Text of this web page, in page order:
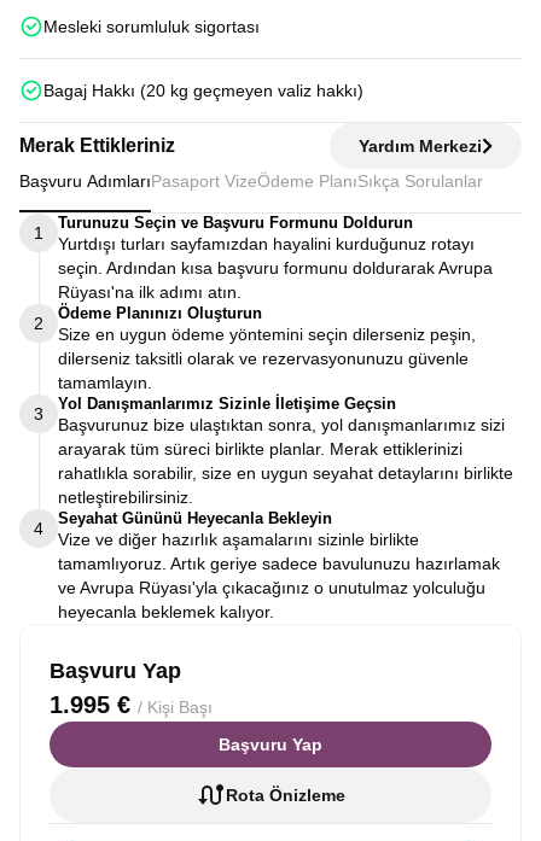
Mesleki sorumluluk sigortası
Bagaj Hakkı (20 kg geçmeyen valiz hakkı)
Merak Ettikleriniz
Yardım Merkezi
Başvuru AdımlarıPasaport VizeÖdeme Planı Sıkça Sorulanlar
1
Turunuzu Seçin ve Başvuru Formunu Doldurun
Yurtdışı turları sayfamızdan hayalini kurduğunuz rotayı
seçin. Ardından kısa başvuru formunu doldurarak Avrupa
Rüyası'na ilk adımı atın.
2
Ödeme Planınızı Oluşturun
Size en uygun ödeme yöntemini seçin dilerseniz peşin,
dilerseniz taksitli olarak ve rezervasyonunuzu güvenle
tamamlayın.
3
Yol Danışmanlarımız Sizinle İletişime Geçsin
Başvurunuz bize ulaştıktan sonra, yol danışmanlarımız sizi
arayarak tüm süreci birlikte planlar. Merak ettiklerinizi
rahatlıkla sorabilir, size en uygun seyahat detaylarını birlikte
netleştirebilirsiniz.
4
Seyahat Gününü Heyecanla Bekleyin
Vize ve diğer hazırlık aşamalarını sizinle birlikte
tamamlıyoruz. Artık geriye sadece bavulunuzu hazırlamak
ve Avrupa Rüyası'yla çıkacağınız o unutulmaz yolculuğu
heyecanla beklemek kalıyor.
Başvuru Yap
1.995 € / Kişi Başı
Başvuru Yap
Rota Önizleme